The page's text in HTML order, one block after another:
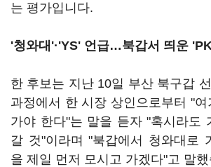
는 평가입니다.
'청와대'·'YS' 언급…북갑서 띄운
한 후보는 지난 10일 부산 북구갑
과정에서 한 시장 상인으로부터 "
가야 한다"는 말을 듣자 "혹시라도
갈 것"이라며 "북갑에서 청와대로
을 제일 먼저 모시고 가겠다"고 말